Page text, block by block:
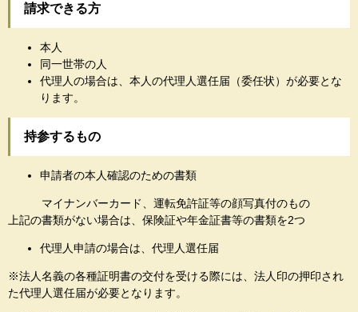
請求できる方
本人
同一世帯の人
代理人の場合は、本人の代理人選任届（委任状）が必要とな
ります。
持参するもの
申請者の本人確認のための書類
マイナンバーカード、運転免許証等の顔写真付のもの
上記の書類がない場合は、保険証や年金証書等の書類を2つ
代理人申請の場合は、代理人選任届
※法人名義の各種証明書の交付を受ける際には、法人印の押印され
た代理人選任届が必要となります。